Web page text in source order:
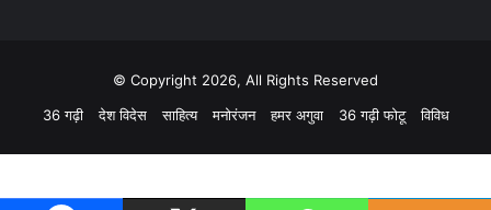
© Copyright 2026, All Rights Reserved
36 गढ़ी
देश विदेस साहित्य मनोरंजन हमर अगुवा 36 गढ़ी फोटू विविध